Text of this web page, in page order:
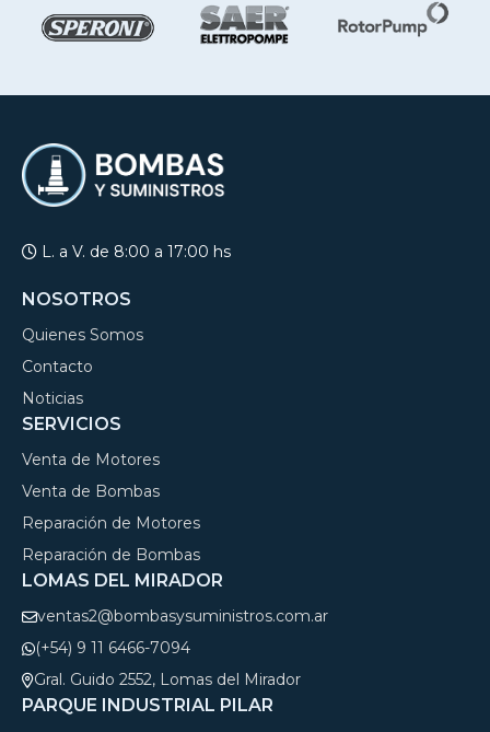
L. a V. de 8:00 a 17:00 hs
NOSOTROS
Quienes Somos
Contacto
Noticias
SERVICIOS
Venta de Motores
Venta de Bombas
Reparación de Motores
Reparación de Bombas
LOMAS DEL MIRADOR
ventas2@bombasysuministros.com.ar
(+54) 9 11 6466-7094
Gral. Guido 2552, Lomas del Mirador
PARQUE INDUSTRIAL PILAR